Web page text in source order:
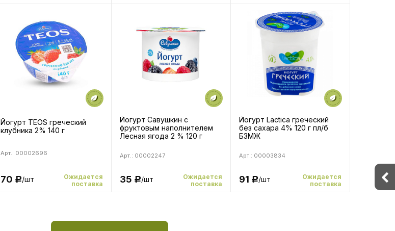
Йогурт TEOS греческий
клубника 2% 140 г
Арт.: 00002696
70 Р/шт
Ожидается
поставка
Йогурт Савушкин с
фруктовым наполнителем
Лесная ягода 2 % 120 г
Арт.: 00002247
35 Р/шт
Ожидается
поставка
Йогурт Lactica греческий
без сахара 4% 120 г пл/б
БЗМЖ
Арт.: 00003834
91 Р/шт
Ожидается
поставка